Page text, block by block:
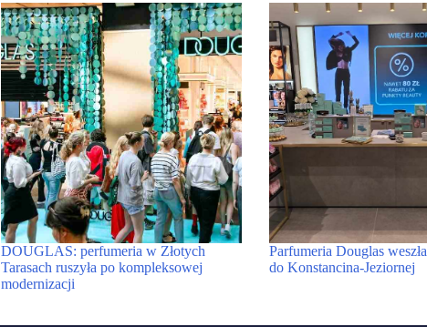
DOUGLAS: perfumeria w Złotych
Tarasach ruszyła po kompleksowej
modernizacji
Parfumeria Douglas weszła
do Konstancina-Jeziornej